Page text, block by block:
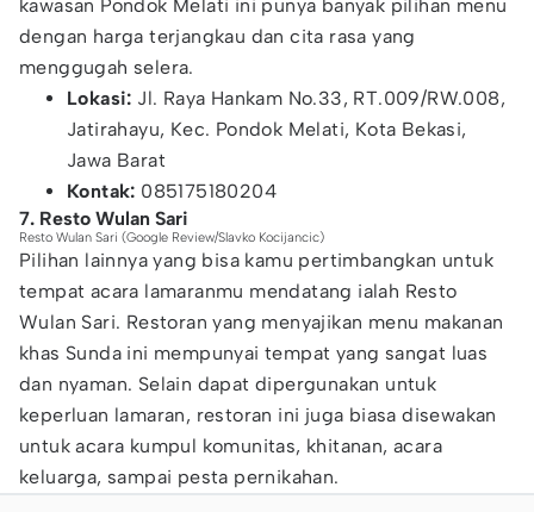
kawasan Pondok Melati ini punya banyak pilihan menu
dengan harga terjangkau dan cita rasa yang
menggugah selera.
Lokasi: Jl. Raya Hankam No.33, RT.009/RW.008,
Jatirahayu, Kec. Pondok Melati, Kota Bekasi,
Jawa Barat
Kontak: 085175180204
7. Resto Wulan Sari
Resto Wulan Sari (Google Review/Slavko Kocijancic)
Pilihan lainnya yang bisa kamu pertimbangkan untuk
tempat acara lamaranmu mendatang ialah Resto
Wulan Sari. Restoran yang menyajikan menu makanan
khas Sunda ini mempunyai tempat yang sangat luas
dan nyaman. Selain dapat dipergunakan untuk
keperluan lamaran, restoran ini juga biasa disewakan
untuk acara kumpul komunitas, khitanan, acara
keluarga, sampai pesta pernikahan.